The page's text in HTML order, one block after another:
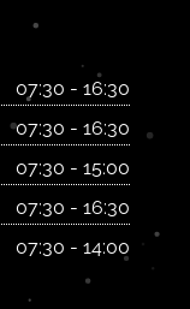
07:30 - 16:30
07:30 - 16:30
07:30 - 15:00
07:30 - 16:30
07:30 - 14:00